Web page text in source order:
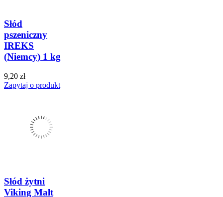
Słód
pszeniczny
IREKS
(Niemcy) 1 kg
9,20 zł
Zapytaj o produkt
Słód żytni
Viking Malt